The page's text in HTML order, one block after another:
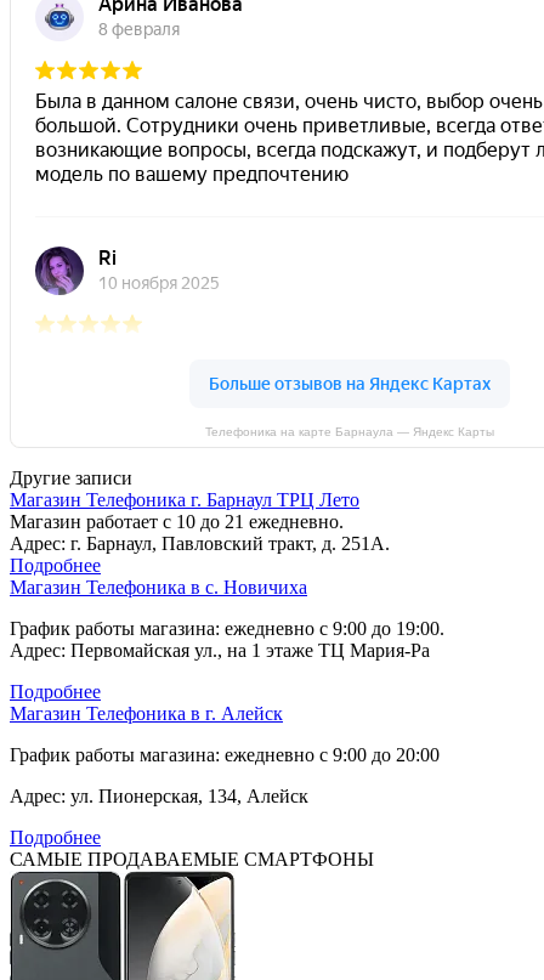
Телефоника на карте Барнаула — Яндекс Карты
Другие записи
Магазин Телефоника г. Барнаул ТРЦ Лето
Магазин работает с 10 до 21 ежедневно.
Адрес: г. Барнаул, Павловский тракт, д. 251А.
Подробнее
Магазин Телефоника в с. Новичиха
График работы магазина: ежедневно с 9:00 до 19:00.
Адрес: Первомайская ул., на 1 этаже ТЦ Мария-Ра
Подробнее
Магазин Телефоника в г. Алейск
График работы магазина: ежедневно с 9:00 до 20:00
Адрес: ул. Пионерская, 134, Алейск
Подробнее
САМЫЕ ПРОДАВАЕМЫЕ СМАРТФОНЫ